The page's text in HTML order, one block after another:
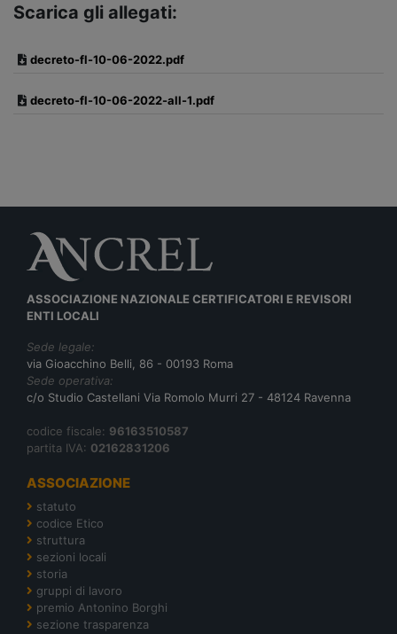
Scarica gli allegati:
decreto-fl-10-06-2022.pdf
decreto-fl-10-06-2022-all-1.pdf
ASSOCIAZIONE NAZIONALE CERTIFICATORI E REVISORI
ENTI LOCALI
Sede legale:
via Gioacchino Belli, 86 - 00193 Roma
Sede operativa:
c/o Studio Castellani Via Romolo Murri 27 - 48124 Ravenna
codice fiscale: 96163510587
partita IVA: 02162831206
ASSOCIAZIONE
statuto
codice Etico
struttura
sezioni locali
storia
gruppi di lavoro
premio Antonino Borghi
sezione trasparenza